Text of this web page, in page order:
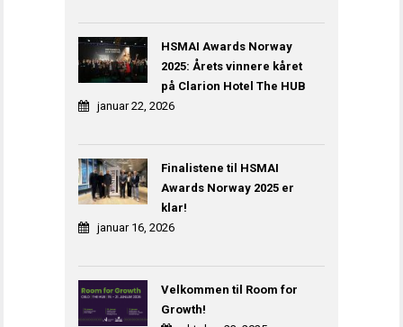
HSMAI Awards Norway
2025: Årets vinnere kåret
på Clarion Hotel The HUB
januar 22, 2026
Finalistene til HSMAI
Awards Norway 2025 er
klar!
januar 16, 2026
Velkommen til Room for
Growth!